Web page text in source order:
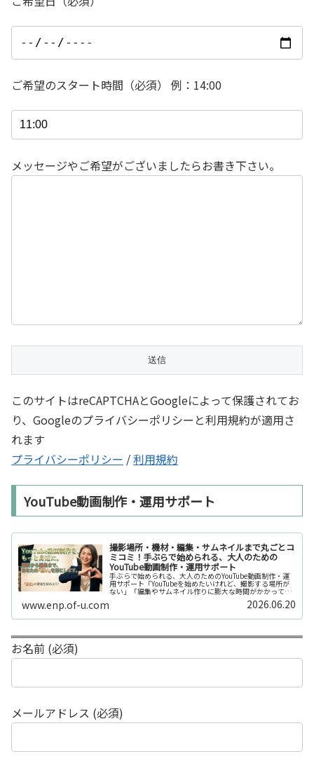
ご希望のスタート時間（必須） 例：14:00
メッセージやご希望がございましたらお書き下さい。
このサイトはreCAPTCHAとGoogleによって保護されてお
り、Googleのプライバシーポリシーと利用規約が適用さ
れます
プライバシーポリシー /利用規約
YouTube動画制作・運用サポート
撮影場所・機材・編集・サムネイルまで丸ごとコ
ミコミ！手ぶらで始められる、大人のための
YouTube動画制作・運用サポート
手ぶらで始められる、大人のためのYouTube動画制作・運
用サポート「YouTubeを始めたいけれど、撮影する場所が
ない」「編集やサムネイル作りに膨大な時間がかかって長
続きしない」「機材を揃えるだけで何万円もかかってしま
www.enp.of-u.com 2026.06.20
お名前 (必須)
メールアドレス (必須)